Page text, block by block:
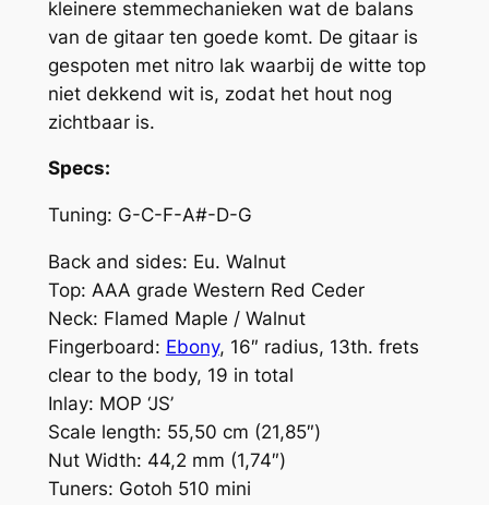
kleinere stemmechanieken wat de balans
van de gitaar ten goede komt. De gitaar is
gespoten met nitro lak waarbij de witte top
niet dekkend wit is, zodat het hout nog
zichtbaar is.
Specs:
Tuning: G-C-F-A#-D-G
Back and sides: Eu. Walnut
Top: AAA grade Western Red Ceder
Neck: Flamed Maple / Walnut
Fingerboard: Ebony, 16″ radius, 13th. frets
clear to the body, 19 in total
Inlay: MOP ‘JS’
Scale length: 55,50 cm (21,85″)
Nut Width: 44,2 mm (1,74″)
Tuners: Gotoh 510 mini